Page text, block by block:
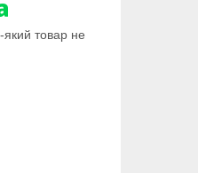
який товар не